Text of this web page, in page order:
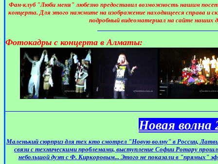
Фан-клуб "Люби меня" любезно предоставил возможность нашим
концерта. Для этого нажмите на изображение находящееся справа и
подробный видеоматериал на сайте наших
Фотокадры с концерта в Алматы:
Новая волна
Маленький сюрприз для тех кто смотрел "Новую волну" в России,
связи с техническими проблемами, выступление Софии Ротару
небольшой дуэт с Ф. Киркоровым... Этого не показали в "прямых"